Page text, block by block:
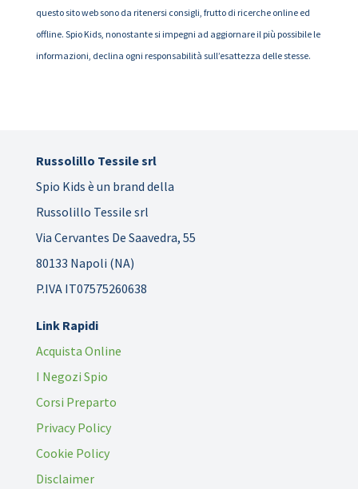
questo sito web sono da ritenersi consigli, frutto di ricerche online ed
offline. Spio Kids, nonostante si impegni ad aggiornare il più possibile le
informazioni, declina ogni responsabilità sull’esattezza delle stesse.
Russolillo Tessile srl
Spio Kids è un brand della
Russolillo Tessile srl
Via Cervantes De Saavedra, 55
80133 Napoli (NA)
P.IVA IT07575260638
Link Rapidi
Acquista Online
I Negozi Spio
Corsi Preparto
Privacy Policy
Cookie Policy
Disclaimer